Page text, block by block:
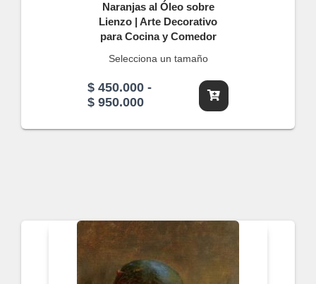
Naranjas al Óleo sobre
Lienzo | Arte Decorativo
para Cocina y Comedor
Selecciona un tamaño
$ 450.000 -
$ 950.000Rango
precios: